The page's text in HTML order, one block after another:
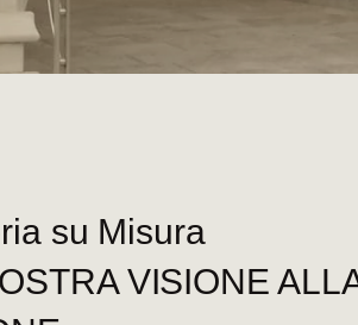
su Misura
VISIONE